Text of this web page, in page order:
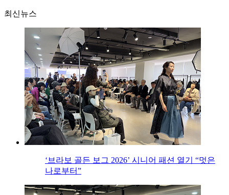
최신뉴스
‘브라보 골든 보그 2026’ 시니어 패션 열기 “멋은
나로부터”